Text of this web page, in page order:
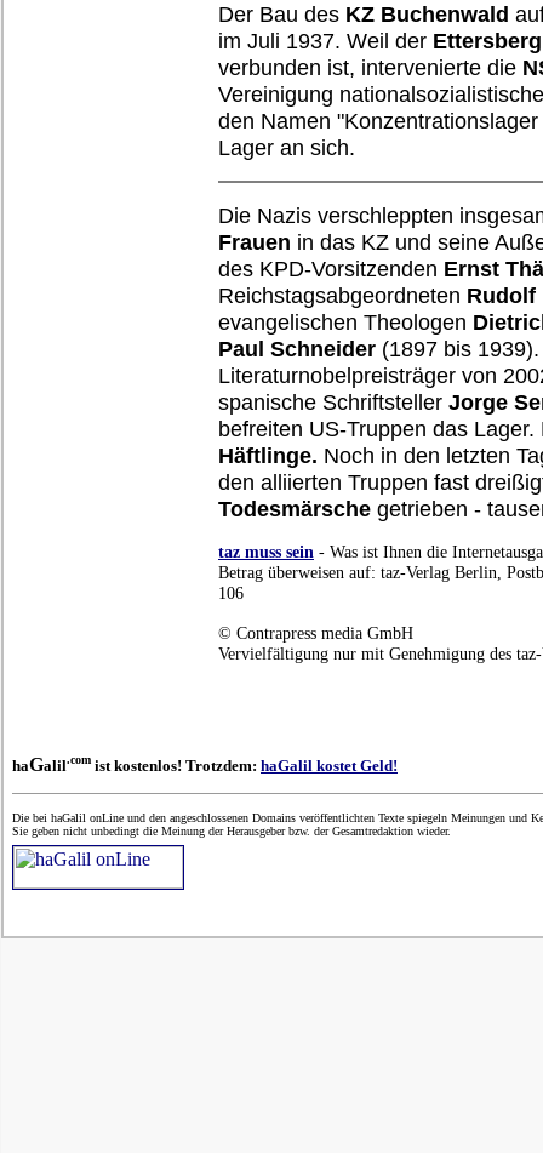
Der Bau des KZ Buchenwald
im Juli 1937. Weil der Ettersberg
verbunden ist, intervenierte die
Vereinigung
den Namen
Lager an sich.
Die Nazis verschleppten
Frauen in das KZ und seine
des KPD-Vorsitzenden Ernst
Reichstagsabgeordneten Rudolf
evangelischen Theologen
Paul Schneider (1897 bis
Literaturnobelpreisträger von
spanische Schriftsteller Jorge
befreiten US-Truppen das
Häftlinge. Noch in den letzten
den alliierten Truppen fast
Todesmärsche getrieben -
taz muss sein - Was ist Ihnen die
Betrag überweisen auf: taz-Verlag Berlin,
106
© Contrapress media GmbH
Vervielfältigung nur mit Genehmigung des taz-
haGalil.com ist kostenlos! Trotzdem: haGalil kostet Geld!
Die bei haGalil onLine und den angeschlossenen Domains veröffentlichten Texte spiegeln Meinungen und
Sie geben nicht unbedingt die Meinung der Herausgeber bzw. der Gesamtredaktion wieder.